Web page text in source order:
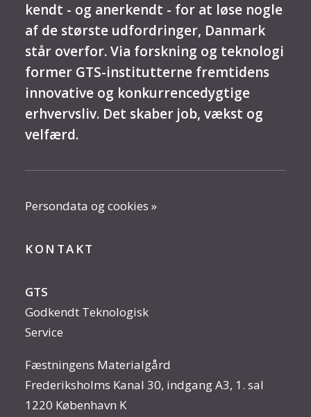
kendt - og anerkendt - for at løse nogle
af de største udfordringer, Danmark
står overfor. Via forskning og teknologi
former GTS-institutterne fremtidens
innovative og konkurrencedygtige
erhvervsliv. Det skaber job, vækst og
velfærd.
Persondata og cookies »
KONTAKT
GTS
Godkendt Teknologisk
Service
Fæstningens Materialgård
Frederiksholms Kanal 30, indgang A3, 1. sal
1220 København K